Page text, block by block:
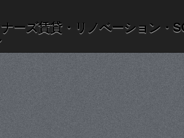
ーズ賃貸・リノベーション・